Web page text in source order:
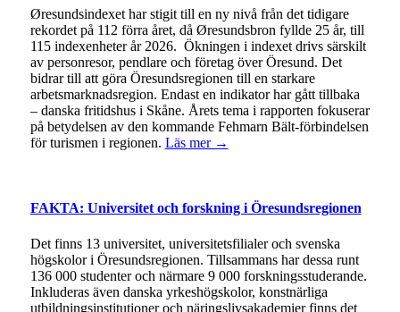
Øresundsindexet har stigit till en ny nivå från det tidigare
rekordet på 112 förra året, då Øresundsbron fyllde 25 år, till
115 indexenheter år 2026. Ökningen i indexet drivs särskilt
av personresor, pendlare och företag över Öresund. Det
bidrar till att göra Öresundsregionen till en starkare
arbetsmarknadsregion. Endast en indikator har gått tillbaka
– danska fritidshus i Skåne. Årets tema i rapporten fokuserar
på betydelsen av den kommande Fehmarn Bält-förbindelsen
för turismen i regionen. Läs mer →
FAKTA: Universitet och forskning i Öresundsregionen
Det finns 13 universitet, universitetsfilialer och svenska
högskolor i Öresundsregionen. Tillsammans har dessa runt
136 000 studenter och närmare 9 000 forskningsstuderande.
Inkluderas även danska yrkeshögskolor, konstnärliga
utbildningsinstitutioner och näringslivsakademier finns det